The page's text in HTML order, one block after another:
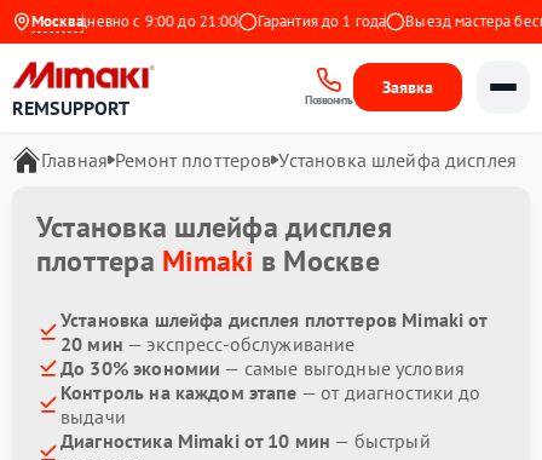
Москва
Ежедневно с 9:00 до 21:00 Гарантия до 1 года Выезд мастера
REMSUPPORT Позвонить
Заявка
Главная Ремонт плоттеров Установка шлейфа дисплея
Установка шлейфа дисплея
плоттера Mimaki в Москве
Установка шлейфа дисплея плоттеров Mimaki от
20 мин — экспресс-обслуживание
До 30% экономии — самые выгодные условия
Контроль на каждом этапе — от диагностики до
выдачи
Диагностика Mimaki от 10 мин — быстрый